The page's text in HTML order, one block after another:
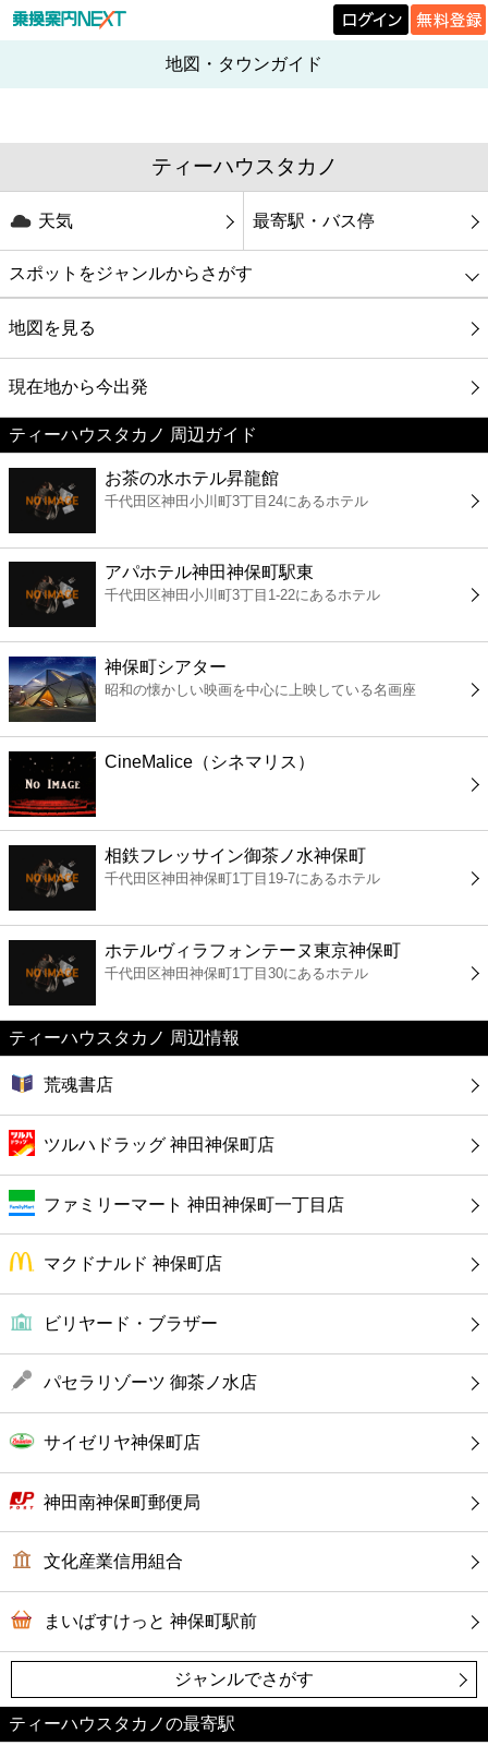
地図・タウンガイド
ティーハウスタカノ
天気 最寄駅・バス停
スポットをジャンルからさがす
グルメ
映画
美容
コンビニ
薬局
スーパー
エンタメ
レジャー
書店
ファミレス
ファーストフード
カフェ
ショッピング
公共
病院
地図を見る
現在地から今出発
ティーハウスタカノ 周辺ガイド
お茶の水ホテル昇龍館
千代田区神田小川町3丁目24にあるホテル
アパホテル神田神保町駅東
千代田区神田小川町3丁目1-22にあるホテル
神保町シアター
昭和の懐かしい映画を中心に上映している名画座
CineMalice（シネマリス）
相鉄フレッサイン御茶ノ水神保町
千代田区神田神保町1丁目19-7にあるホテル
ホテルヴィラフォンテーヌ東京神保町
千代田区神田神保町1丁目30にあるホテル
ティーハウスタカノ 周辺情報
荒魂書店
ツルハドラッグ 神田神保町店
ファミリーマート 神田神保町一丁目店
マクドナルド 神保町店
ビリヤード・ブラザー
パセラリゾーツ 御茶ノ水店
サイゼリヤ神保町店
神田南神保町郵便局
文化産業信用組合
まいばすけっと 神保町駅前
ジャンルでさがす
ティーハウスタカノの最寄駅